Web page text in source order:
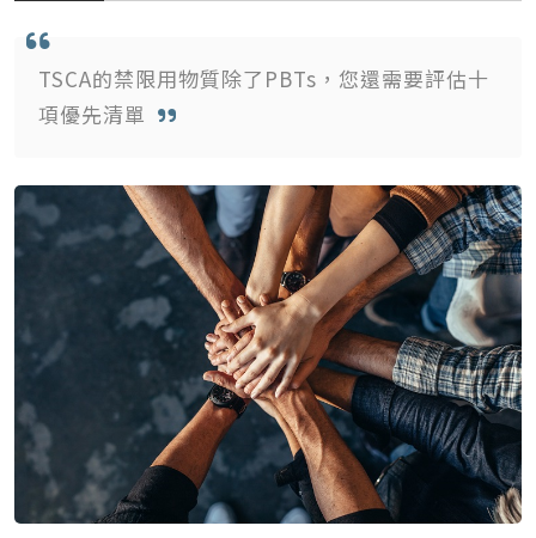
TSCA的禁限用物質除了PBTs，您還需要評估十
項優先清單